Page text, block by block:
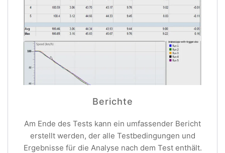
Berichte
Am Ende des Tests kann ein umfassender Bericht
erstellt werden, der alle Testbedingungen und
Ergebnisse für die Analyse nach dem Test enthält.